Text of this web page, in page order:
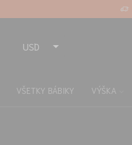
USD
VŠETKY BÁBIKY VÝŠKA